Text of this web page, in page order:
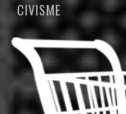
CIVISME